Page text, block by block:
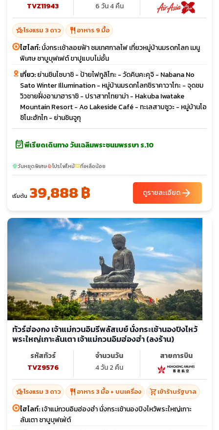
TVZ11943
6 วัน 4 คืน
hotel_classโรงแรม 3 ดาว restaurant อาหาร 9 มื้อ
ไฮไลท์:นั่งกระเช้าลอยฟ้า ชมเทศกาลไฟ เที่ยวหมู่บ้านมรดกโลก เมนู
พิเศษ ชาบูบุฟเฟต์ ขาปูแบบไม่อั้น
เที่ยว:ย่านชินไซบาชิ - ป้ายไฟกูลิโกะ - วัดคินคะคุจิ - Nabana No
Sato Winter Illumination - หมู่บ้านมรดกโลกชิราคาวาโกะ - จุดชม
วิวชายฝั่งอามาฮาราชิ - ปราสาทโทยาม่า - Hakuba Iwatake
Mountain Resort - Ao Lakeside Café - ทะเลสาบซูวะ - หมู่บ้านโอ
ชิโนะฮักไก - ย่านชินจูกุ
event_availableพีเรียดเดินทาง วันเฉลิมพระชนมพรรษา ร.10
sunnyวันหยุดพิเศษlocal_fire_departmentโปรไฟไหม้confirmation_numberที่เหลือน้อย
เริ่มต้น 39,888 ฿ ดูรายละเอียดarrow_forward
ทัวร์ฮ่องกง เจ้าแม่กวนอิมรีพลัสเบย์ นั่งกระเช้านองปิงไหว้
พระใหญ่เกาะลันเตา เจ้าแม่กวนอิมฮ่องฮำ (ลงร้าน)
รหัสทัวร์
TVZ9576
จำนวนวัน
4 วัน 2 คืน
สายการบิน
hotel_classโรงแรม 3 ดาว restaurant อาหาร 3 มื้อ + บนเครื่อง shopping_cartเข้าร้านรัฐบาล
ไฮไลท์:เจ้าแม่กวนอิมฮ่องฮำ นั่งกระเช้านองปิงไหว้พระใหญ่เกาะ
ลันเตา ชาบูบุฟเฟ่ต์